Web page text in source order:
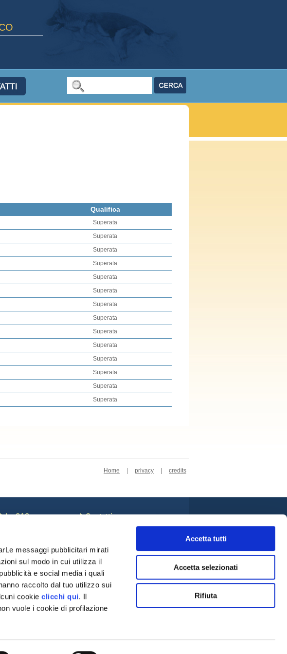
messaggi pubblicitari mirati
sul modo in cui utilizza il
e social media i quali
raccolto dal tuo utilizzo sui
cookieclicchi qui. Il
vuole i cookie di profilazione
Accetta tutti
Accetta selezionati
Rifiuta
Qualifica
Superata
Superata
Superata
Superata
Superata
Superata
Superata
Superata
Superata
Superata
Superata
Superata
Superata
Superata
Home privacy credits
La SAS
Statuto SAS
Cariche Sociali
Organismi
Modulistica
Contatti
Privacy Policy
Rivedi le tue scelte sui
cookie
Credits
Social